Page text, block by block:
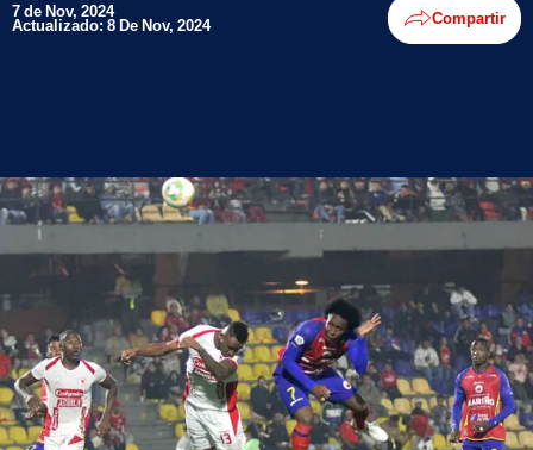
7 de Nov, 2024
Actualizado: 8 De Nov, 2024 Compartir